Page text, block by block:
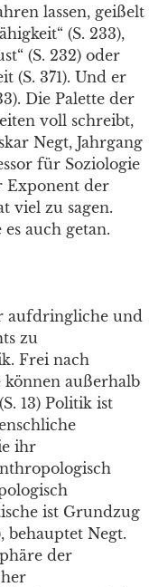
lassen, geißelt
(S. 233),
(S. 232) oder
(S. 371). Und er
Die Palette der
voll schreibt,
Negt, Jahrgang
für Soziologie
Exponent der
viel zu sagen.
auch getan.
aufdringliche und
zu
Frei nach
außerhalb
13) Politik ist
ihr
ist Grundzug
behauptet Negt.
der